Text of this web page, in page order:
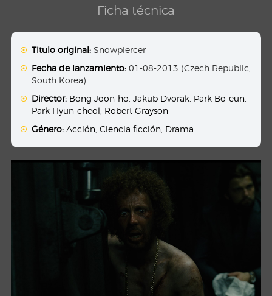
Ficha técnica
Titulo original: Snowpiercer
Fecha de lanzamiento: 01-08-2013 (Czech Republic,
South Korea)
Director: Bong Joon-ho,Jakub Dvorak, Park Bo-eun,
Park Hyun-cheol, Robert Grayson
Género: Acción,Ciencia ficción, Drama